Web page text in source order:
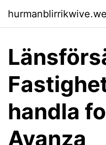
handla
Avanza